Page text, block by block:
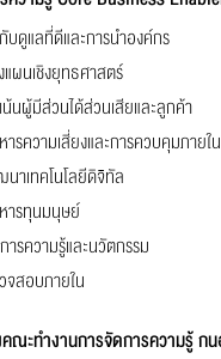
บดูแลที่ดีและการนำองค์กร
แผนเชิงยุทธศาสตร์
น้นผู้มีส่วนได้ส่วนเสียและลูกค้า
ารความเสี่ยงและการควบคุมภายใน
าเทคโนโลยีดิจิทัล
ารทุนมนุษย์
ารความรู้และนวัตกรรม
จสอบภายใน
คณะทำงานการจัดการความรู้ ก